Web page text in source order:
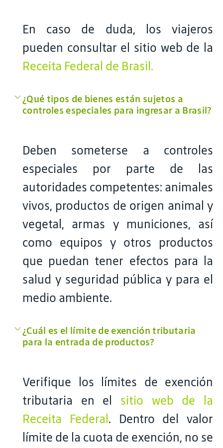
En caso de duda, los viajeros
pueden consultar el sitio web de la
Receita Federal de Brasil.
¿Qué tipos de bienes están sujetos a
controles especiales para ingresar a Brasil?
Deben someterse a controles
especiales por parte de las
autoridades competentes: animales
vivos, productos de origen animal y
vegetal, armas y municiones, así
como equipos y otros productos
que puedan tener efectos para la
salud y seguridad pública y para el
medio ambiente.
¿Cuál es el límite de exención tributaria
para la entrada de productos?
Verifique los límites de exención
tributaria en el sitio web de la
Receita Federal . Dentro del valor
límite de la cuota de exención, no se